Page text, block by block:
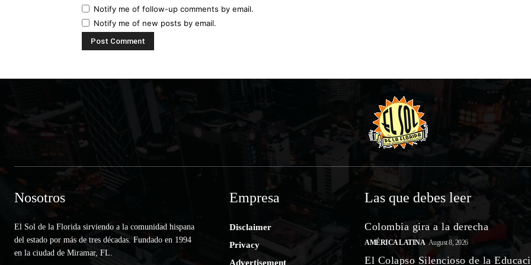
Notify me of follow-up comments by email.
Notify me of new posts by email.
Nosotros
El Sol de la Florida sirviendo a la comunidad hispana
del estado por más de tres décadas. Fundado en 1994
en la ciudad de Miramar, FL.
Empresa
Disclaimer
Privacy
Advertisement
Las que debes leer
Colombia gira a la derecha
AMÉRICA LATINA August 8, 2026
El Colapso Silencioso de la